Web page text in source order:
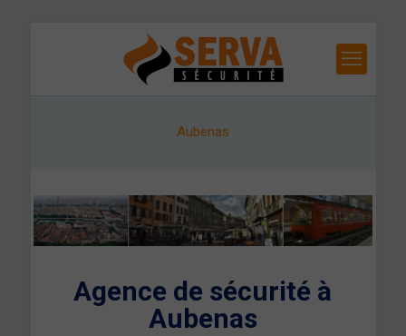
Aubenas
Agence de sécurité à
Aubenas